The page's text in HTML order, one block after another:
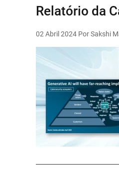
Relatório da
02 Abril 2024 Por Sakshi